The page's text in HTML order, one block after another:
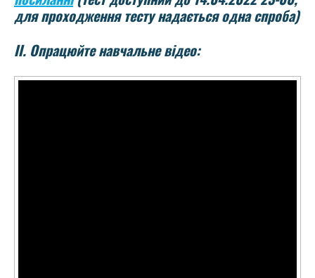
для проходження тесту надається одна спроба)
ІІ. Опрацюйте навчальне відео: